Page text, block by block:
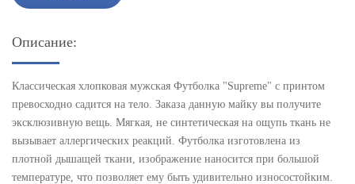
Описание:
Классическая хлопковая мужская Футболка "Supreme" с принтом
превосходно садится на тело. Заказа данную майку вы получите
эксклюзивную вещь. Мягкая, не синтетическая на ощупь ткань не
вызывает аллергических реакций. Футболка изготовлена из
плотной дышащей ткани, изображение наносится при большой
температуре, что позволяет ему быть удивительно износостойким.